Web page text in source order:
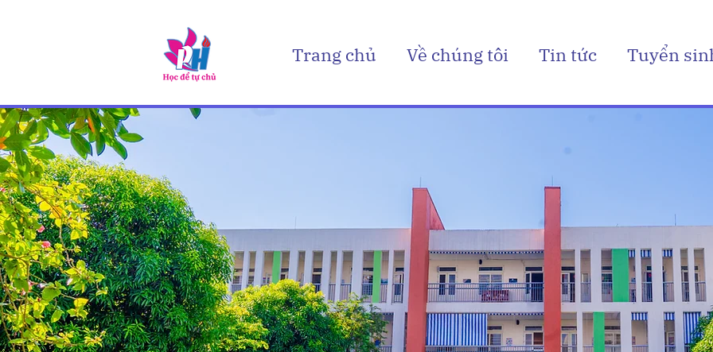
Trang chủ Về chúng tôi Tin tức Tuyển